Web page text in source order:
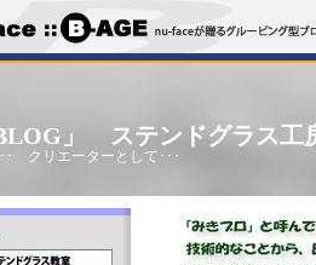
」 ステンドグラス工
･ クリエーターとして･･･